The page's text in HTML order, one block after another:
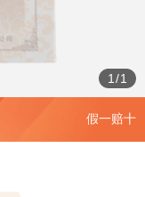
1 /1
假一赔十